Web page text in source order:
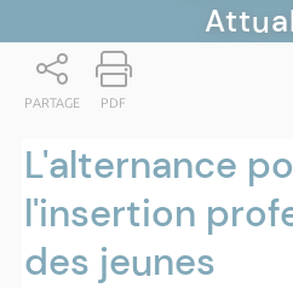
PARTAGE PDF
L'alternance
l'insertion
des jeunes